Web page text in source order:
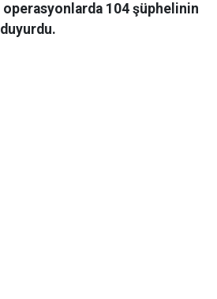
104 şüphelinin
duyurdu.